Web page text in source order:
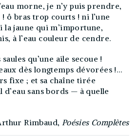
morne, je n’y puis prendre,
ô bras trop courts ! ni l’une
la jaune qui m’importune,
à l’eau couleur de cendre.
qu’une aile secoue !
dès longtemps dévorées !…
fixe ; et sa chaîne tirée
sans bords — à quelle
Rimbaud, Poésies Complètes